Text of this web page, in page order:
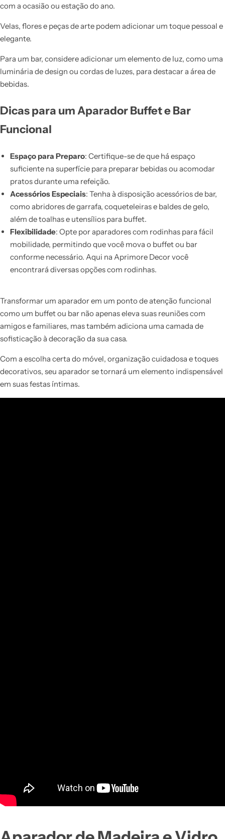
com a ocasião ou estação do ano.
Velas, flores e peças de arte podem adicionar um toque pessoal e
elegante.
Para um bar, considere adicionar um elemento de luz, como uma
luminária de design ou cordas de luzes, para destacar a área de
bebidas.
Dicas para um Aparador Buffet e Bar
Funcional
Espaço para Preparo: Certifique-se de que há espaço
suficiente na superfície para preparar bebidas ou acomodar
pratos durante uma refeição.
Acessórios Especiais: Tenha à disposição acessórios de bar,
como abridores de garrafa, coqueteleiras e baldes de gelo,
além de toalhas e utensílios para buffet.
Flexibilidade: Opte por aparadores com rodinhas para fácil
mobilidade, permitindo que você mova o buffet ou bar
conforme necessário. Aqui na Aprimore Decor você
encontrará diversas opções com rodinhas.
Transformar um aparador em um ponto de atenção funcional
como um buffet ou bar não apenas eleva suas reuniões com
amigos e familiares, mas também adiciona uma camada de
sofisticação à decoração da sua casa.
Com a escolha certa do móvel, organização cuidadosa e toques
decorativos, seu aparador se tornará um elemento indispensável
em suas festas íntimas.